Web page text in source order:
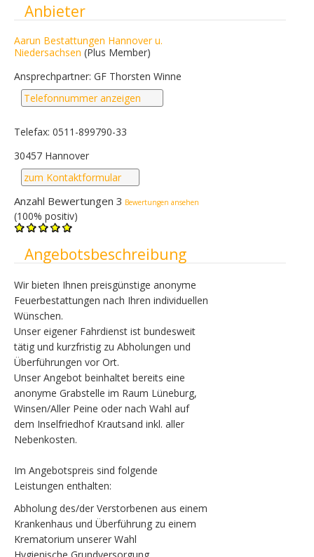
Ausblenden
Anbieter
Aarun Bestattungen Hannover u.
Niedersachsen (Plus Member)
Ansprechpartner: GF Thorsten Winne
Telefonnummer anzeigen
Telefax: 0511-899790-33
30457 Hannover
zum Kontaktformular
Anzahl Bewertungen 3 Bewertungen ansehen
(100% positiv)
Ausblenden
Angebotsbeschreibung
Wir bieten Ihnen preisgünstige anonyme
Feuerbestattungen nach Ihren individuellen
Wünschen.
Unser eigener Fahrdienst ist bundesweit
tätig und kurzfristig zu Abholungen und
Überführungen vor Ort.
Unser Angebot beinhaltet bereits eine
anonyme Grabstelle im Raum Lüneburg,
Winsen/Aller Peine oder nach Wahl auf
dem Inselfriedhof Krautsand inkl. aller
Nebenkosten.
Im Angebotspreis sind folgende
Leistungen enthalten:
Abholung des/der Verstorbenen aus einem
Krankenhaus und Überführung zu einem
Krematorium unserer Wahl
Hygienische Grundversorgung